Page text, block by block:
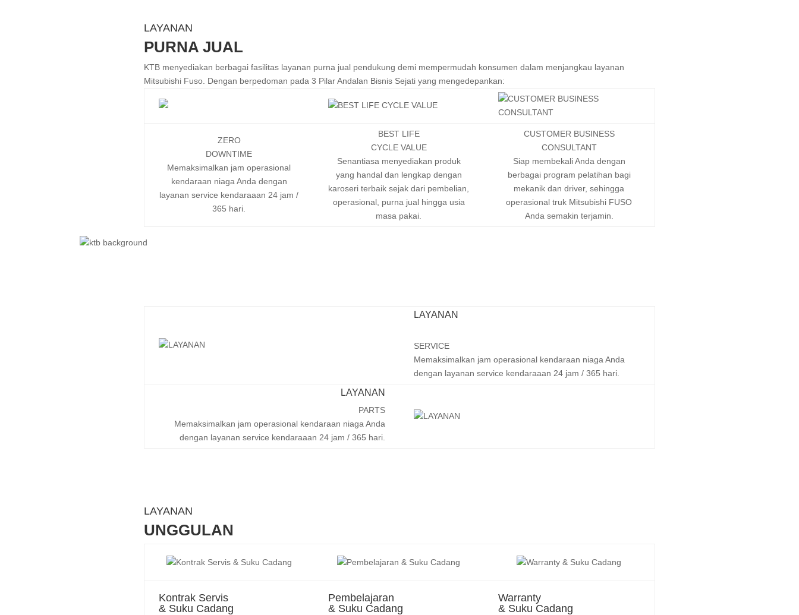
LAYANAN
PURNA JUAL
KTB menyediakan berbagai fasilitas layanan purna jual pendukung demi mempermudah konsumen dalam menjangkau layanan
Mitsubishi Fuso. Dengan berpedoman pada 3 Pilar Andalan Bisnis Sejati yang mengedepankan:
ZERO
DOWNTIME
Memaksimalkan jam operasional
kendaraan niaga Anda dengan
layanan service kendaraaan 24 jam /
365 hari.
BEST LIFE
CYCLE VALUE
Senantiasa menyediakan produk
yang handal dan lengkap dengan
karoseri terbaik sejak dari pembelian,
operasional, purna jual hingga usia
masa pakai.
CUSTOMER BUSINESS
CONSULTANT
Siap membekali Anda dengan
berbagai program pelatihan bagi
mekanik dan driver, sehingga
operasional truk Mitsubishi FUSO
Anda semakin terjamin.
LAYANAN
SERVICE
Memaksimalkan jam operasional kendaraan niaga Anda
dengan layanan service kendaraaan 24 jam / 365 hari.
LAYANAN
PARTS
Memaksimalkan jam operasional kendaraan niaga Anda
dengan layanan service kendaraaan 24 jam / 365 hari.
LAYANAN
UNGGULAN
Kontrak Servis
& Suku Cadang
Pembelajaran
& Suku Cadang
Warranty
& Suku Cadang